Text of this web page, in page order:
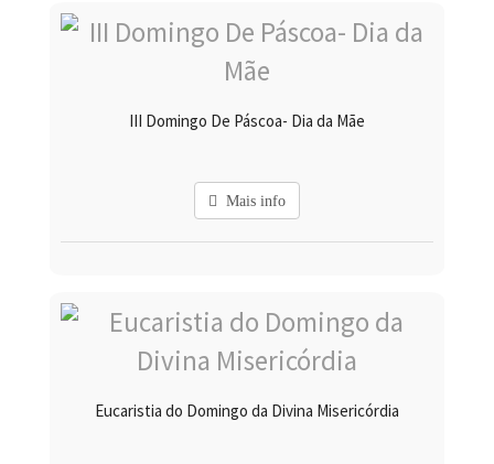
III Domingo De Páscoa- Dia da Mãe
Mais info
Eucaristia do Domingo da Divina Misericórdia